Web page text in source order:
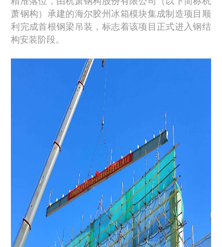
萧钢构）承建的海尔胶州冰箱模块集成制造项目顺
利完成首根钢梁吊装，标志着该项目正式进入钢结
构安装阶段。